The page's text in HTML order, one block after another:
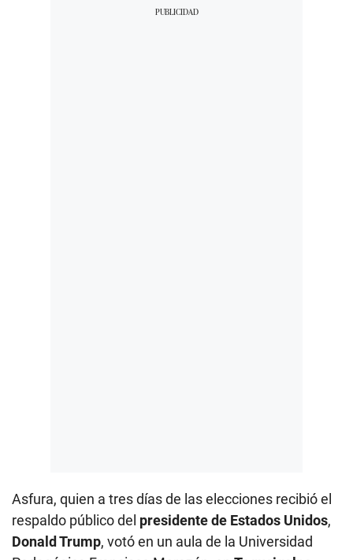
Asfura, quien a tres días de las elecciones recibió el
respaldo público del presidente de Estados Unidos,
Donald Trump, votó en un aula de la Universidad